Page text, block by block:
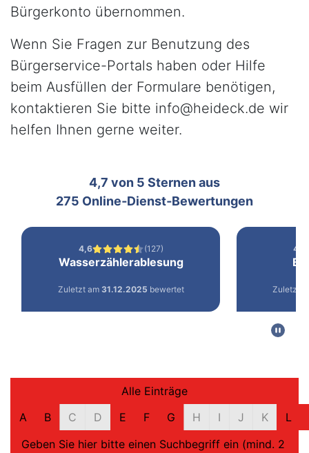
Bürgerkonto übernommen.
Wenn Sie Fragen zur Benutzung des
Bürgerservice-Portals haben oder Hilfe
beim Ausfüllen der Formulare benötigen,
kontaktieren Sie bitte info@heideck.de wir
helfen Ihnen gerne weiter.
Filter und SucheAlle Einträge
A
B C D E F G H I J K
L
Geben Sie hier bitte einen Suchbegriff ein (mind. 2